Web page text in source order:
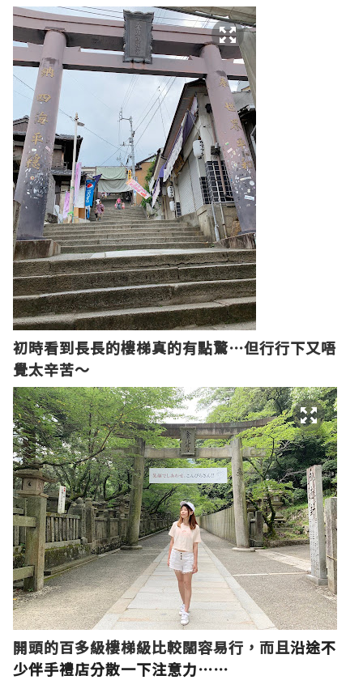
初時看到長長的樓梯真的有點驚⋯但行行下又唔
覺太辛苦～
開頭的百多級樓梯級比較闊容易行，而且沿途不
少伴手禮店分散一下注意力⋯⋯